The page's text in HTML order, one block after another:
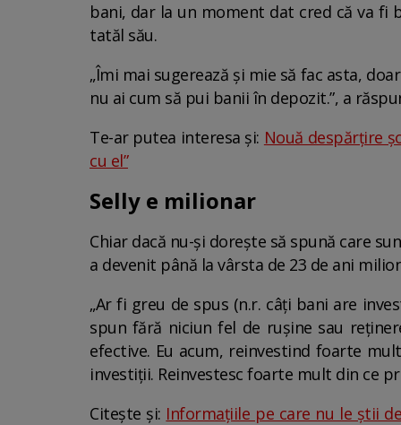
bani, dar la un moment dat cred că va fi
tatăl său.
„Îmi mai sugerează și mie să fac asta,
nu ai cum să pui banii în depozit.”, a
Te-ar putea interesa și: Nouă despărțire
cu el”
Selly e milionar
Chiar dacă nu-și dorește să spună care
a devenit până la vârsta de 23 de ani
„Ar fi greu de spus (n.r. câți bani are
spun fără niciun fel de rușine sau
efective. Eu acum, reinvestind foarte
investiții. Reinvestesc foarte mult din ce
Citește și: Informațiile pe care nu le știi